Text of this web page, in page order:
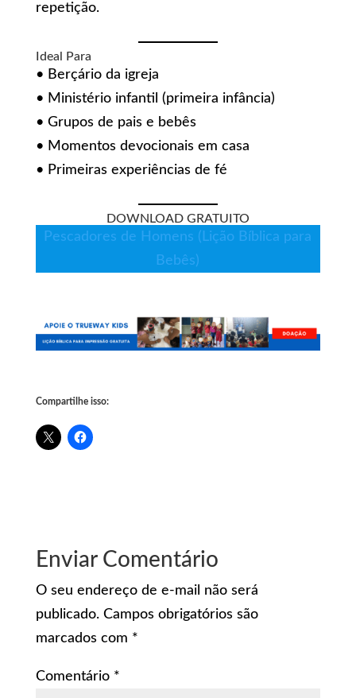
repetição.
Ideal Para
• Berçário da igreja
• Ministério infantil (primeira infância)
• Grupos de pais e bebês
• Momentos devocionais em casa
• Primeiras experiências de fé
DOWNLOAD GRATUITO
Pescadores de Homens (Lição Bíblica para
Bebês)
Compartilhe isso:
Enviar Comentário
O seu endereço de e-mail não será
publicado. Campos obrigatórios são
marcados com *
Comentário *